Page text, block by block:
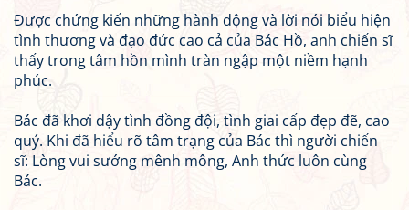
Được chứng kiến những hành động và lời nói biểu hiện
tình thương và đạo đức cao cả của Bác Hồ, anh chiến sĩ
thấy trong tâm hồn mình tràn ngập một niềm hạnh
phúc.
Bác đã khơi dậy tình đồng đội, tình giai cấp đẹp đẽ, cao
quý. Khi đã hiểu rõ tâm trạng của Bác thì người chiến
sĩ: Lòng vui sướng mênh mông, Anh thức luôn cùng
Bác.